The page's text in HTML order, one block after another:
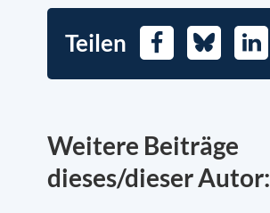
Teilen FacebookBluesky
Weitere Beiträge
dieses/dieser